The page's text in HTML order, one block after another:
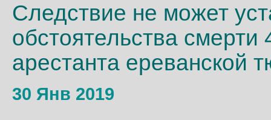
Следствие не может
обстоятельства смерти
арестанта ереванской
30 Янв 2019